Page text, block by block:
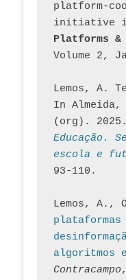
platform-
initiative
Platforms &
Volume 2,
Lemos, A.
In Almeida,
(org).
Educação.
escola e
93-110.
Lemos, A.,
plataformas
algoritmos
Contracampo